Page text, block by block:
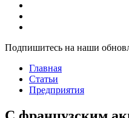
Подпишитесь на наши
Главная
Статьи
Предприятия